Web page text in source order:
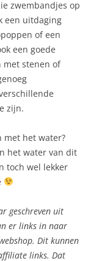
zwembandjes op
een uitdaging
of een
een goede
met stenen of
zijn.
met het water?
het water van dit
toch wel lekker
geschreven uit
er links in naar
Dit kunnen
links. Dat